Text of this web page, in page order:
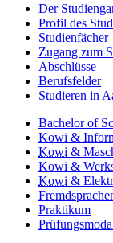
Der
Profil des
Studienfächer
Zugang zum
Abschlüsse
Berufsfelder
Studieren in
Bachelor of
Kowi &
Kowi &
Kowi &
Kowi &
Praktikum